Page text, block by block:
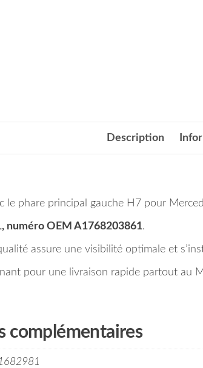
Description
le phare principal gauche H7 pour
numéro OEM A1768203861.
assure une visibilité optimale et
pour une livraison rapide partout au
complémentaires